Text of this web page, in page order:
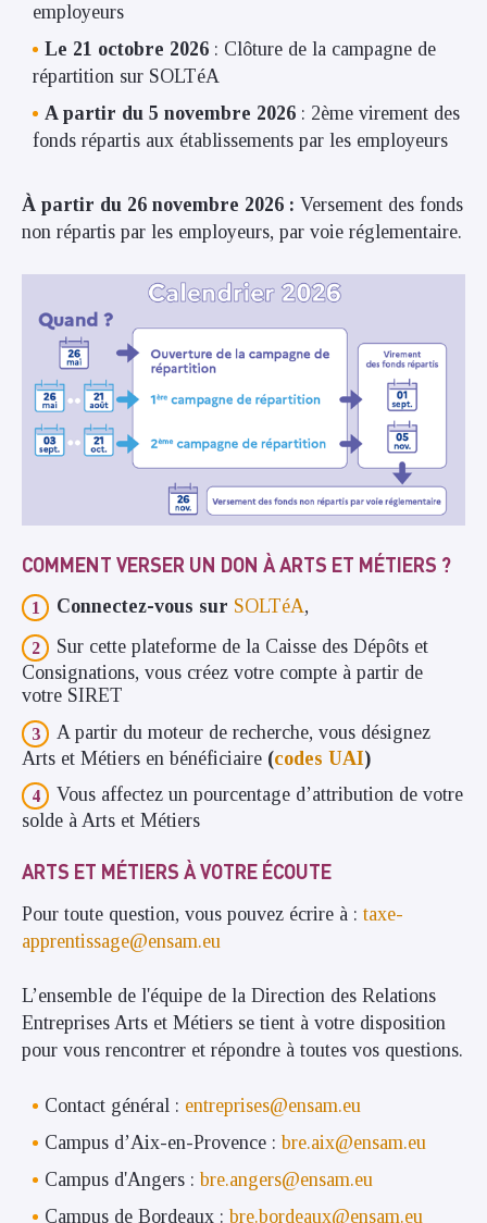
employeurs
Le 21 octobre 2026 : Clôture de la campagne de
répartition sur SOLTéA
A partir du 5 novembre 2026 : 2ème virement des
fonds répartis aux établissements par les employeurs
À partir du 26 novembre 2026 : Versement des fonds
non répartis par les employeurs, par voie réglementaire.
COMMENT VERSER UN DON À ARTS ET MÉTIERS ?
Connectez-vous sur SOLTéA,
Sur cette plateforme de la Caisse des Dépôts et
Consignations, vous créez votre compte à partir de
votre SIRET
A partir du moteur de recherche, vous désignez
Arts et Métiers en bénéficiaire (codes UAI)
Vous affectez un pourcentage d’attribution de votre
solde à Arts et Métiers
ARTS ET MÉTIERS À VOTRE ÉCOUTE
Pour toute question, vous pouvez écrire à : taxe-
apprentissage@ensam.eu
L’ensemble de l'équipe de la Direction des Relations
Entreprises Arts et Métiers se tient à votre disposition
pour vous rencontrer et répondre à toutes vos questions.
Contact général : entreprises@ensam.eu
Campus d’Aix-en-Provence : bre.aix@ensam.eu
Campus d'Angers : bre.angers@ensam.eu
Campus de Bordeaux : bre.bordeaux@ensam.eu